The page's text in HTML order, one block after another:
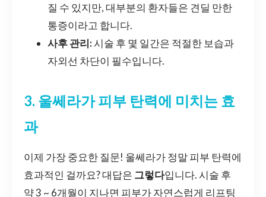
질 수 있지만, 대부분의 환자들은 견딜 만한
통증이라고 합니다.
사후 관리:시술 후 몇 일간은 적절한 보습과
자외선 차단이 필수입니다.
3. 울쎄라가 피부 탄력에 미치는 효
과
이제 가장 중요한 질문! 울쎄라가 정말 피부 탄력에
효과적인 걸까요? 대답은 그렇다입니다. 시술 후
약 3 ~ 6개월이 지나면 피부가 자연스럽게 리프팅